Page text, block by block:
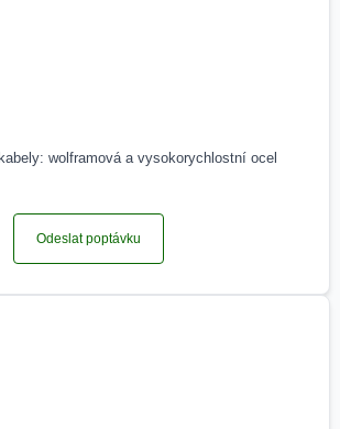
wolframová a vysokorychlostní ocel
Odeslat poptávku